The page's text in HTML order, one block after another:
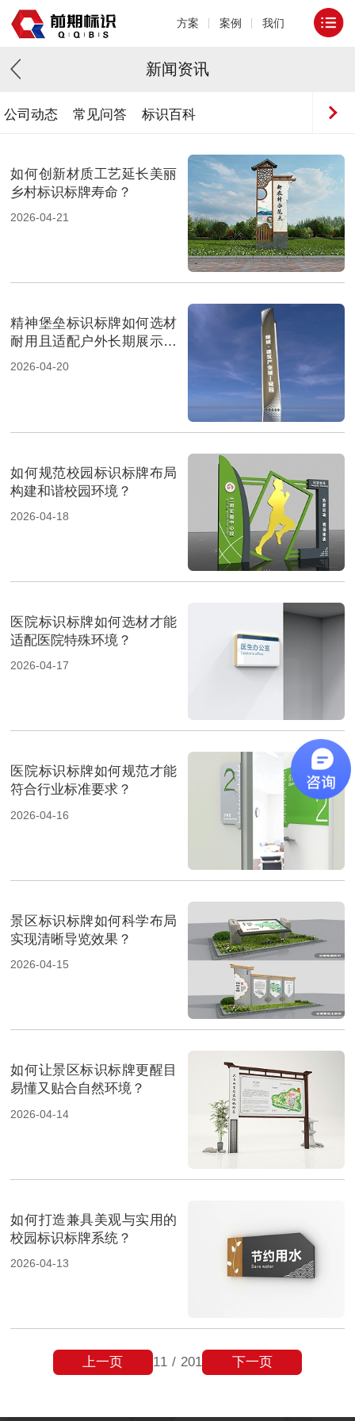
方案 案例 我们
新闻资讯
公司动态 常见问答 标识百科
如何创新材质工艺延长美丽
乡村标识标牌寿命？
2026-04-21
精神堡垒标识标牌如何选材
耐用且适配户外长期展示环
境？
2026-04-20
如何规范校园标识标牌布局
构建和谐校园环境？
2026-04-18
医院标识标牌如何选材才能
适配医院特殊环境？
2026-04-17
医院标识标牌如何规范才能
符合行业标准要求？
2026-04-16
景区标识标牌如何科学布局
实现清晰导览效果？
2026-04-15
如何让景区标识标牌更醒目
易懂又贴合自然环境？
2026-04-14
如何打造兼具美观与实用的
校园标识标牌系统？
2026-04-13
11 / 201
上一页 下一页